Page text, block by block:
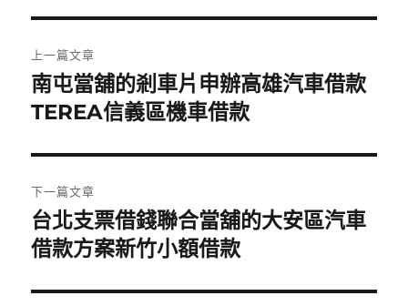
章
導
覽
上一篇文章
上
一
文
章:
南屯當舖的剎車片申辦高雄汽車借款
TEREA信義區機車借款
下一篇文章
下
一
文
台北支票借錢聯合當舖的大安區汽車
借款方案新竹小額借款